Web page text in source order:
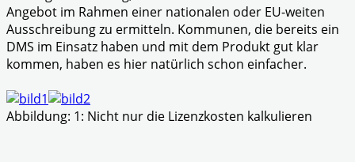
Angebot im Rahmen einer nationalen oder EU-weiten
Ausschreibung zu ermitteln. Kommunen, die bereits ein
DMS im Einsatz haben und mit dem Produkt gut klar
kommen, haben es hier natürlich schon einfacher.
Abbildung: 1: Nicht nur die Lizenzkosten kalkulieren